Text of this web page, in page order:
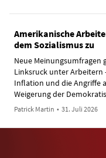
Amerikanische
dem Sozialismus zu
Neue Meinungsumfragen
Linksruck unter Arbeitern
Inflation und die Angriffe
Weigerung der
Patrick Martin • 31. Juli 2026